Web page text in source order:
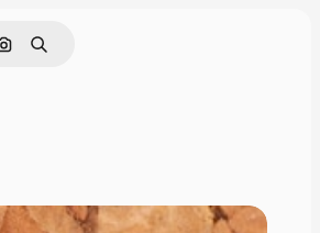
Поиск по изображению
Поиск